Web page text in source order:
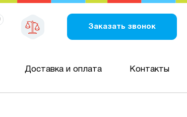
Заказать звонок
Доставка и оплата Контакты